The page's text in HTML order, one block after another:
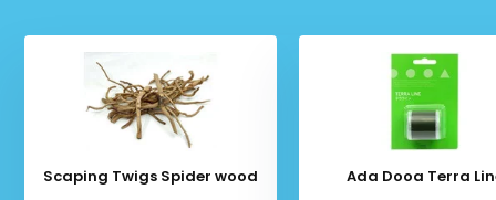
Scaping Twigs Spider wood Ada Dooa Terra